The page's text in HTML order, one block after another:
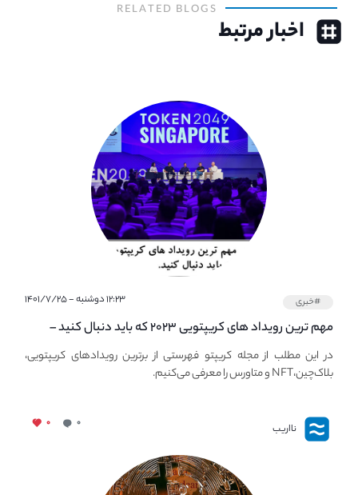
RELATED BLOGS
اخبار مرتبط
#خبری ۱۲:۲۳ دوشنبه - ۱۴۰۱/۷/۲۵
مهم ترین رویداد های کریپتویی ۲۰۲۳ که باید دنبال کنید –
معرفی بهترین رویداد های جهانی
در این مطلب از مجله کریپتو فهرستی از برترین رویدادهای کریپتویی،
بلاک‌چین،NFT و متاورس را معرفی می‌کنیم.
نااریب ۰ ۰